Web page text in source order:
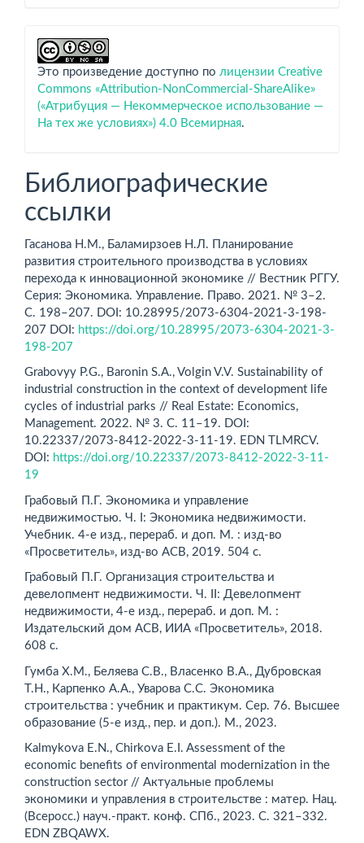
Это произведение доступно по лицензии Creative
Commons «Attribution-NonCommercial-ShareAlike»
(«Атрибуция — Некоммерческое использование —
На тех же условиях») 4.0 Всемирная.
Библиографические
ссылки
Гасанова Н.М., Баламирзоев Н.Л. Планирование
развития строительного производства в условиях
перехода к инновационной экономике // Вестник РГГУ.
Серия: Экономика. Управление. Право. 2021. № 3–2.
С. 198–207. DOI: 10.28995/2073-6304-2021-3-198-
207 DOI: https://doi.org/10.28995/2073-6304-2021-3-
198-207
Grabovyy P.G., Baronin S.A., Volgin V.V. Sustainability of
industrial construction in the context of development life
cycles of indust­rial parks // Real Estate: Economics,
Management. 2022. № 3. С. 11–19. DOI:
10.22337/2073-8412-2022-3-11-19. EDN TLMRCV.
DOI: https://doi.org/10.22337/2073-8412-2022-3-11-
19
Грабовый П.Г. Экономика и управление
недвижимостью. Ч. I: Экономика недвижимости.
Учебник. 4-е изд., перераб. и доп. М. : изд-во
«Просветитель», изд-во АСВ, 2019. 504 c.
Грабовый П.Г. Организация строительства и
девелопмент недвижимости. Ч. II: Девелопмент
недвижимости, 4-е изд., перераб. и доп. М. :
Издательский дом АСВ, ИИА «Просветитель», 2018.
608 c.
Гумба Х.М., Беляева С.В., Власенко В.А., Дубровская
Т.Н., Карпенко А.А., Уварова С.С. Экономика
строительства : учебник и практикум. Сер. 76. Высшее
образование (5-е изд., пер. и доп.). М., 2023.
Kalmykova E.N., Chirkova E.I. Assessment of the
economic benefits of environmental modernization in the
construction sector // Актуальные проблемы
экономики и управления в строительстве : матер. Нац.
(Всеросс.) науч.-практ. конф. СПб., 2023. С. 321–332.
EDN ZBQAWX.